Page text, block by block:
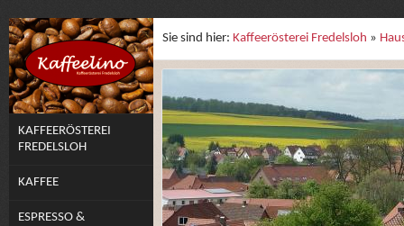
KAFFEERÖSTEREI
FREDELSLOH
KAFFEE
ESPRESSO &
Sie sind hier: Kaffeerösterei Fredelsloh »